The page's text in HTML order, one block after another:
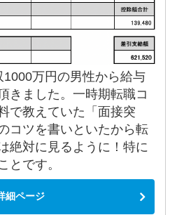
万円の男性から給与
きました。一時期転職コ
で教えていた「面接突
コツを書いといたから転
絶対に見るように！特に
とです。
細ページ